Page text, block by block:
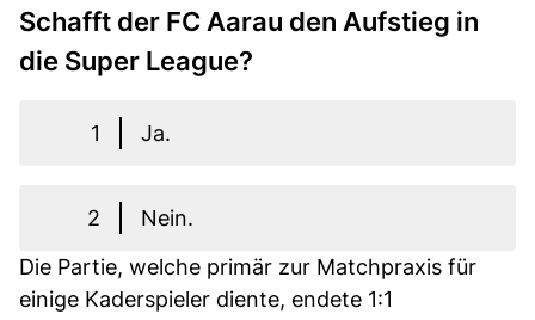
Schafft der FC Aarau den Aufstieg in
die Super League?
1 Ja.
2
Nein.
Die Partie, welche primär zur Matchpraxis für
einige Kaderspieler diente, endete 1:1